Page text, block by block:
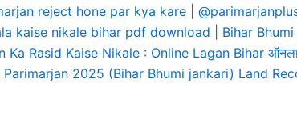
reject hone par kya kare |
kaise nikale bihar pdf download | Bihar
Ka Rasid Kaise Nikale : Online Lagan Bihar
Parimarjan 2025 (Bihar Bhumi jankari) Land